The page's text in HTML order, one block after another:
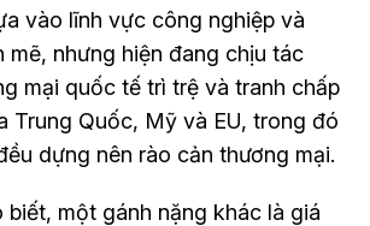
vào lĩnh vực công nghiệp và
mẽ, nhưng hiện đang chịu tác
mại quốc tế trì trệ và tranh chấp
Trung Quốc, Mỹ và EU, trong đó
dựng nên rào cản thương mại.
biết, một gánh nặng khác là giá